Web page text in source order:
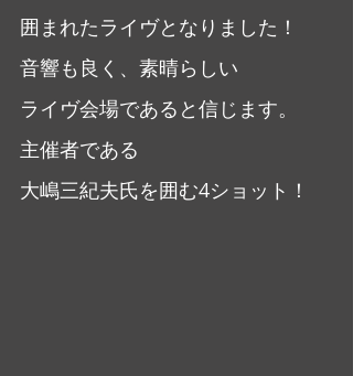
囲まれたライヴとなりました！
音響も良く、素晴らしい
ライヴ会場であると信じます。
主催者である
大嶋三紀夫氏を囲む4ショット！